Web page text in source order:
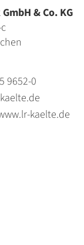
& Co. KG
9652-0
kaelte.de